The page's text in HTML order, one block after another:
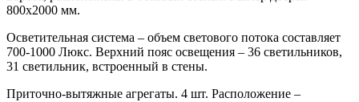
800х2000 мм.
Осветительная система – объем светового потока составляет
700-1000 Люкс. Верхний пояс освещения – 36 светильников,
31 светильник, встроенный в стены.
Приточно-вытяжные агрегаты. 4 шт. Расположение –